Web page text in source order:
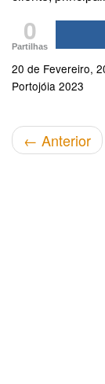
0
Partilhas
20 de Fevereiro,
Portojóia 2023
← Anterior